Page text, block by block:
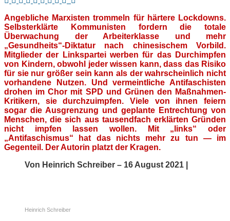
Angebliche Marxisten trommeln für härtere Lockdowns.
Selbsterklärte Kommunisten fordern die totale
Überwachung der Arbeiterklasse und mehr
„Gesundheits“-Diktatur nach chinesischem Vorbild.
Mitglieder der Linkspartei werben für das Durchimpfen
von Kindern, obwohl jeder wissen kann, dass das Risiko
für sie nur größer sein kann als der wahrscheinlich nicht
vorhandene Nutzen. Und vermeintliche Antifaschisten
drohen im Chor mit SPD und Grünen den Maßnahmen-
Kritikern, sie durchzuimpfen. Viele von ihnen feiern
sogar die Ausgrenzung und geplante Entrechtung von
Menschen, die sich aus tausendfach erklärten Gründen
nicht impfen lassen wollen. Mit „links“ oder
„Antifaschismus“ hat das nichts mehr zu tun — im
Gegenteil. Der Autorin platzt der Kragen.
Von Heinrich Schreiber – 16 August 2021 |
Heinrich Schreiber